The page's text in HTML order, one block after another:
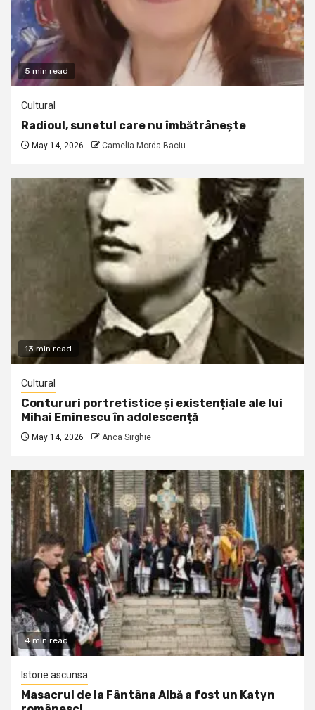
5 min read
Cultural
Radioul, sunetul care nu îmbătrânește
May 14, 2026 Camelia Morda Baciu
13 min read
Cultural
Contururi portretistice și existențiale ale lui
Mihai Eminescu în adolescență
May 14, 2026 Anca Sirghie
4 min read
Istorie ascunsa
Masacrul de la Fântâna Albă a fost un Katyn